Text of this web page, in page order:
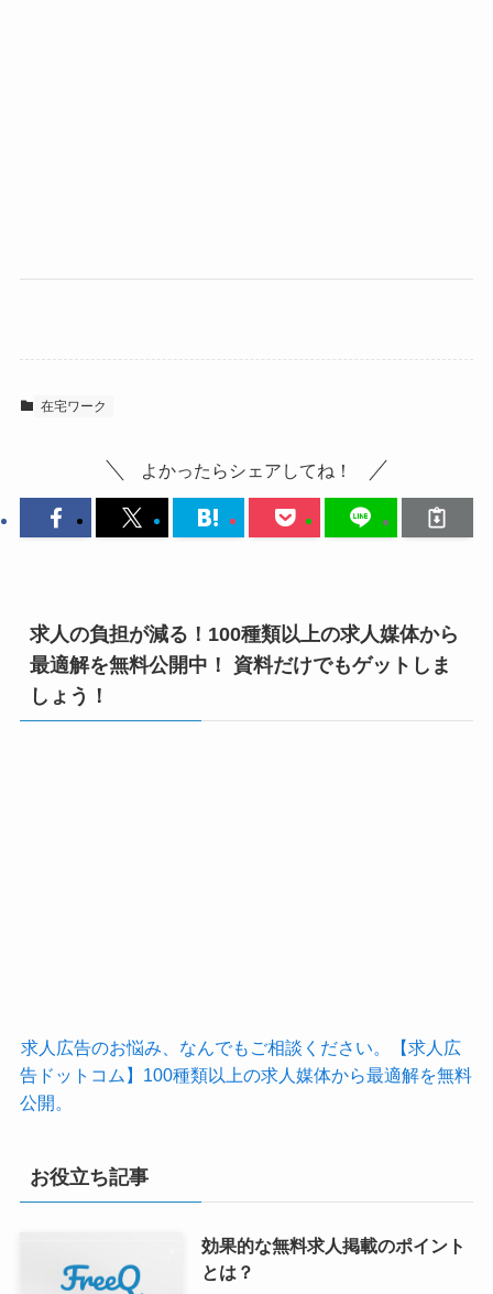
在宅ワーク
よかったらシェアしてね！
求人の負担が減る！100種類以上の求人媒体から
最適解を無料公開中！ 資料だけでもゲットしま
しょう！
求人広告のお悩み、なんでもご相談ください。【求人広
告ドットコム】100種類以上の求人媒体から最適解を無料
公開。
お役立ち記事
効果的な無料求人掲載のポイント
とは？